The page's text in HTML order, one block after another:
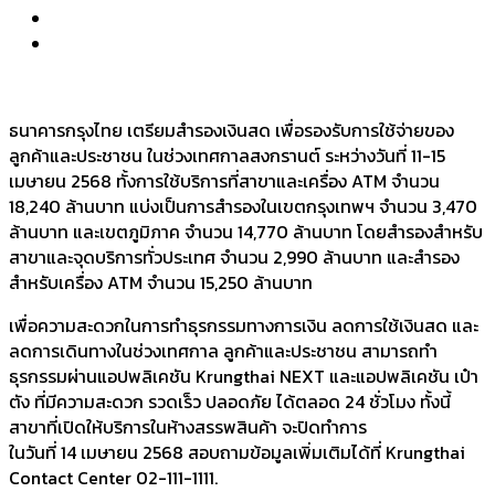
ธนาคารกรุงไทย เตรียมสำรองเงินสด เพื่อรองรับการใช้จ่ายของ
ลูกค้าและประชาชน ในช่วงเทศกาลสงกรานต์ ระหว่างวันที่ 11-15
เมษายน 2568 ทั้งการใช้บริการที่สาขาและเครื่อง ATM จำนวน
18,240 ล้านบาท แบ่งเป็นการสำรองในเขตกรุงเทพฯ จำนวน 3,470
ล้านบาท และเขตภูมิภาค จำนวน 14,770 ล้านบาท โดยสำรองสำหรับ
สาขาและจุดบริการทั่วประเทศ จำนวน 2,990 ล้านบาท และสำรอง
สำหรับเครื่อง ATM จำนวน 15,250 ล้านบาท
เพื่อความสะดวกในการทำธุรกรรมทางการเงิน ลดการใช้เงินสด และ
ลดการเดินทางในช่วงเทศกาล ลูกค้าและประชาชน สามารถทำ
ธุรกรรมผ่านแอปพลิเคชัน Krungthai NEXT และแอปพลิเคชัน เป๋า
ตัง ที่มีความสะดวก รวดเร็ว ปลอดภัย ได้ตลอด 24 ชั่วโมง ทั้งนี้
สาขาที่เปิดให้บริการในห้างสรรพสินค้า จะปิดทำการ
ในวันที่ 14 เมษายน 2568 สอบถามข้อมูลเพิ่มเติมได้ที่ Krungthai
Contact Center 02-111-1111.